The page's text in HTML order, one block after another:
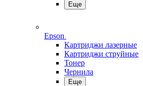
Еще
Epson
Картриджи лазерные
Картриджи струйные
Тонер
Чернила
Еще